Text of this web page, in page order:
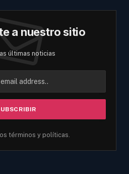
a nuestro sitio
últimas noticias
términos y políticas.